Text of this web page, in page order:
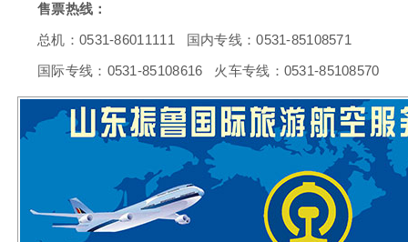
售票热线：
总机：0531-86011111 国内专线：0531-85108571
国际专线：0531-85108616 火车专线：0531-85108570